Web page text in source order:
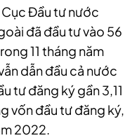
Đầu tư nước
đã đầu tư vào 56
11 tháng năm
dẫn đầu cả nước
tư đăng ký gần 3,11
vốn đầu tư đăng ký,
2022.